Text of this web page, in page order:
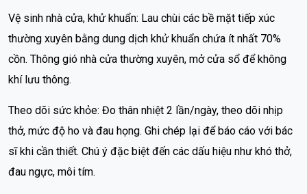
Vệ sinh nhà cửa, khử khuẩn: Lau chùi các bề mặt tiếp xúc
thường xuyên bằng dung dịch khử khuẩn chứa ít nhất 70%
cồn. Thông gió nhà cửa thường xuyên, mở cửa sổ để không
khí lưu thông.
Theo dõi sức khỏe: Đo thân nhiệt 2 lần/ngày, theo dõi nhịp
thở, mức độ ho và đau họng. Ghi chép lại để báo cáo với bác
sĩ khi cần thiết. Chú ý đặc biệt đến các dấu hiệu như khó thở,
đau ngực, môi tím.